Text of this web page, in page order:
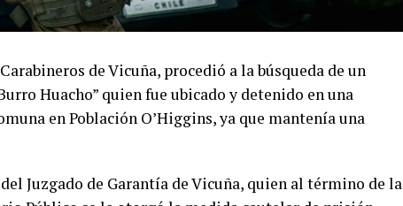
de Vicuña, procedió a la búsqueda de un
Huacho” quien fue ubicado y detenido en una
en Población O’Higgins, ya que mantenía una
Juzgado de Garantía de Vicuña, quien al término de la